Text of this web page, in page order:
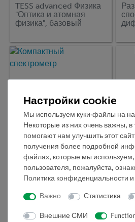
TESS advanced Физика
"Оптика и атомная
физика", базовый
Кат.номер:
Компактный
спектрометр
Новинка
Настройки cookie
Мы используем куки-файлы на
Некоторые из них очень важны, в
помогают нам улучшить этот
получения более подробной
файлах, которые мы используем,
пользователя, пожалуйста,
Политика конфиденциальности
Важно Статистика
Внешние СМИ